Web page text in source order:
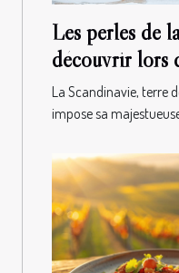
Les perles de
découvrir lors
La Scandinavie, terre
impose sa